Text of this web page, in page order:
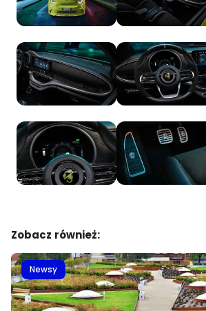
Zobacz również:
Newsy